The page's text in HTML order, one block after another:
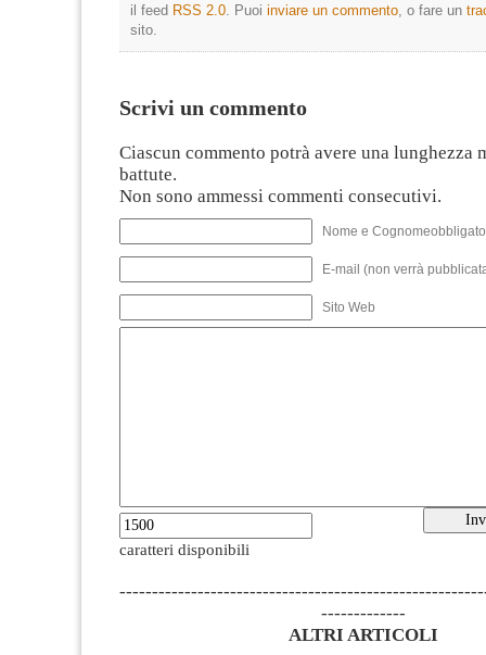
il feed RSS 2.0 . Puoi inviare un commento , o fare un
sito.
Scrivi un commento
Ciascun commento potrà avere una lunghezza
battute.
Non sono ammessi commenti consecutivi.
Nome e
E-mail (non verrà
Sito Web
caratteri disponibili
-------------
ALTRI ARTICOLI